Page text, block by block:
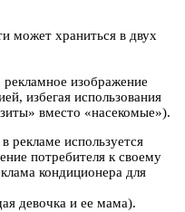
может храниться в двух
изображение
избегая использования
вместо «насекомые»).
рекламе используется
потребителя к своему
кондиционера для
девочка и ее мама).